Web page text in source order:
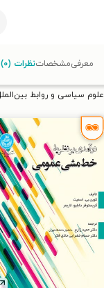
تخفیف از طاقچه دریافت کن.
علوم سیاسی و روابط
معرفیمشخصاتنظرات (۰)